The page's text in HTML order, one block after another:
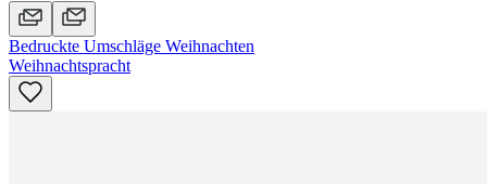
Bedruckte Umschläge Weihnachten
Weihnachtspracht